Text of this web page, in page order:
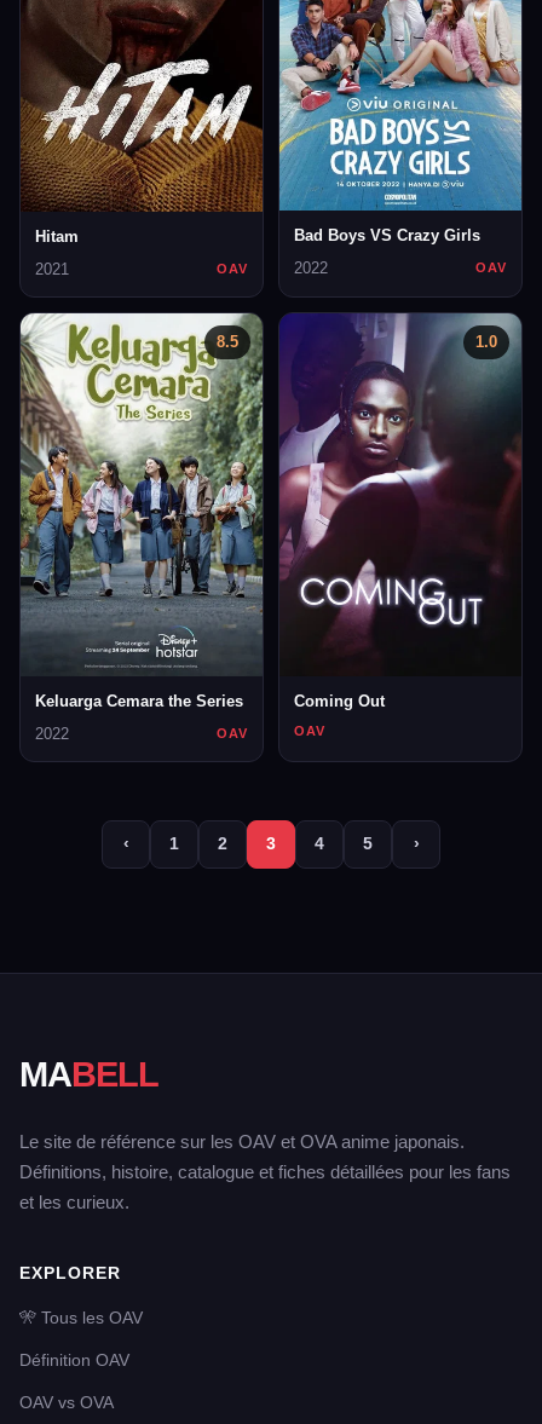
Hitam
2021
OAV
Bad Boys VS Crazy Girls
2022
OAV
8.5
Keluarga Cemara the Series
2022
OAV
1.0
Coming Out
OAV
‹ 1 2 3 4 5 ›
MABELL
Le site de référence sur les OAV et OVA anime japonais.
Définitions, histoire, catalogue et fiches détaillées pour les fans
et les curieux.
EXPLORER
🎌 Tous les OAV
Définition OAV
OAV vs OVA